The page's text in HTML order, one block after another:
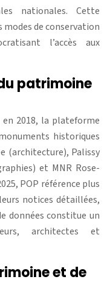
nationales. Cette
de conservation
l’accès aux
patrimoine
2018, la plateforme
historiques
(architecture), Palissy
et MNR Rose-
POP référence plus
notices détaillées,
données constitue un
architectes et
et de